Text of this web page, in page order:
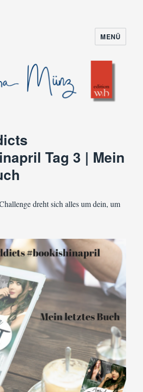
MENÜ
Tag 3 | Mein
dreht sich alles um dein, um